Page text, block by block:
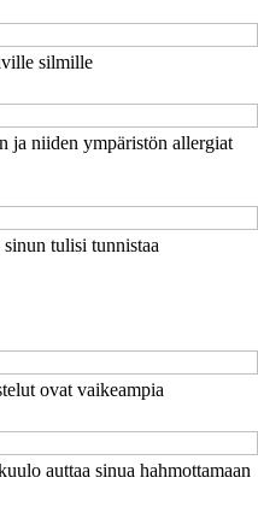
silmille
ja niiden ympäristön allergiat
tulisi tunnistaa
ovat vaikeampia
auttaa sinua hahmottamaan